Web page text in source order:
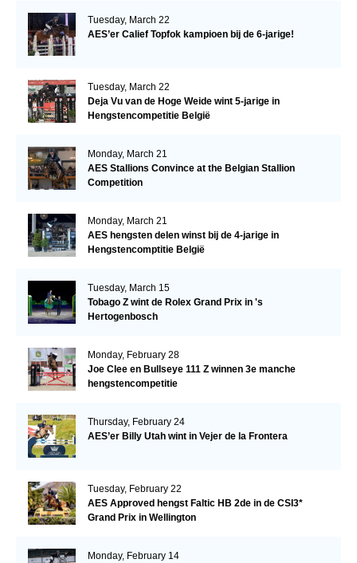
Tuesday, March 22
AES’er Calief Topfok kampioen bij de 6-jarige!
Tuesday, March 22
Deja Vu van de Hoge Weide wint 5-jarige in
Hengstencompetitie België
Monday, March 21
AES Stallions Convince at the Belgian Stallion
Competition
Monday, March 21
AES hengsten delen winst bij de 4-jarige in
Hengstencomptitie België
Tuesday, March 15
Tobago Z wint de Rolex Grand Prix in 's
Hertogenbosch
Monday, February 28
Joe Clee en Bullseye 111 Z winnen 3e manche
hengstencompetitie
Thursday, February 24
AES’er Billy Utah wint in Vejer de la Frontera
Tuesday, February 22
AES Approved hengst Faltic HB 2de in de CSI3*
Grand Prix in Wellington
Monday, February 14